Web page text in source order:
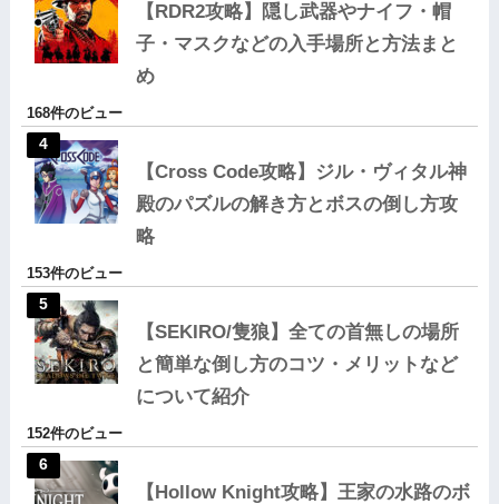
【RDR2攻略】隠し武器やナイフ・帽
子・マスクなどの入手場所と方法まと
め
168件のビュー
【Cross Code攻略】ジル・ヴィタル神
殿のパズルの解き方とボスの倒し方攻
略
153件のビュー
【SEKIRO/隻狼】全ての首無しの場所
と簡単な倒し方のコツ・メリットなど
について紹介
152件のビュー
【Hollow Knight攻略】王家の水路のボ